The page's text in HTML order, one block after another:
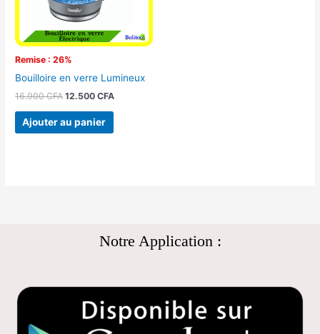
Remise : 26%
Bouilloire en verre Lumineux
16.900CFA 12.500CFA
Ajouter au panier
Notre Application :